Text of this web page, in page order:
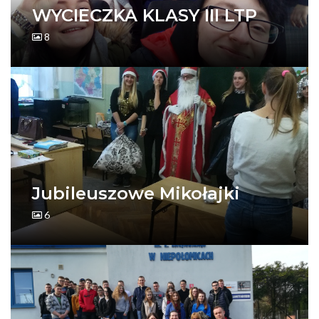
WYCIECZKA KLASY III LTP
8
Jubileuszowe Mikołajki
6